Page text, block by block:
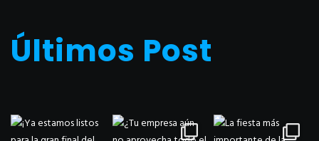
Últimos Post